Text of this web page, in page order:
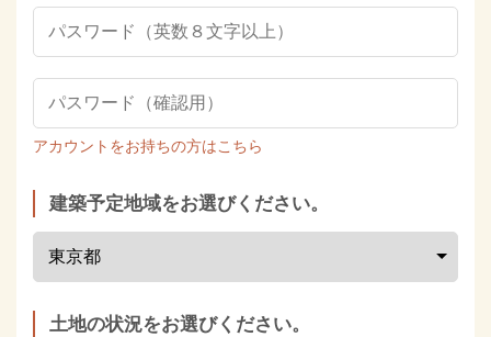
アカウントをお持ちの方はこちら
建築予定地域をお選びください。
土地の状況をお選びください。